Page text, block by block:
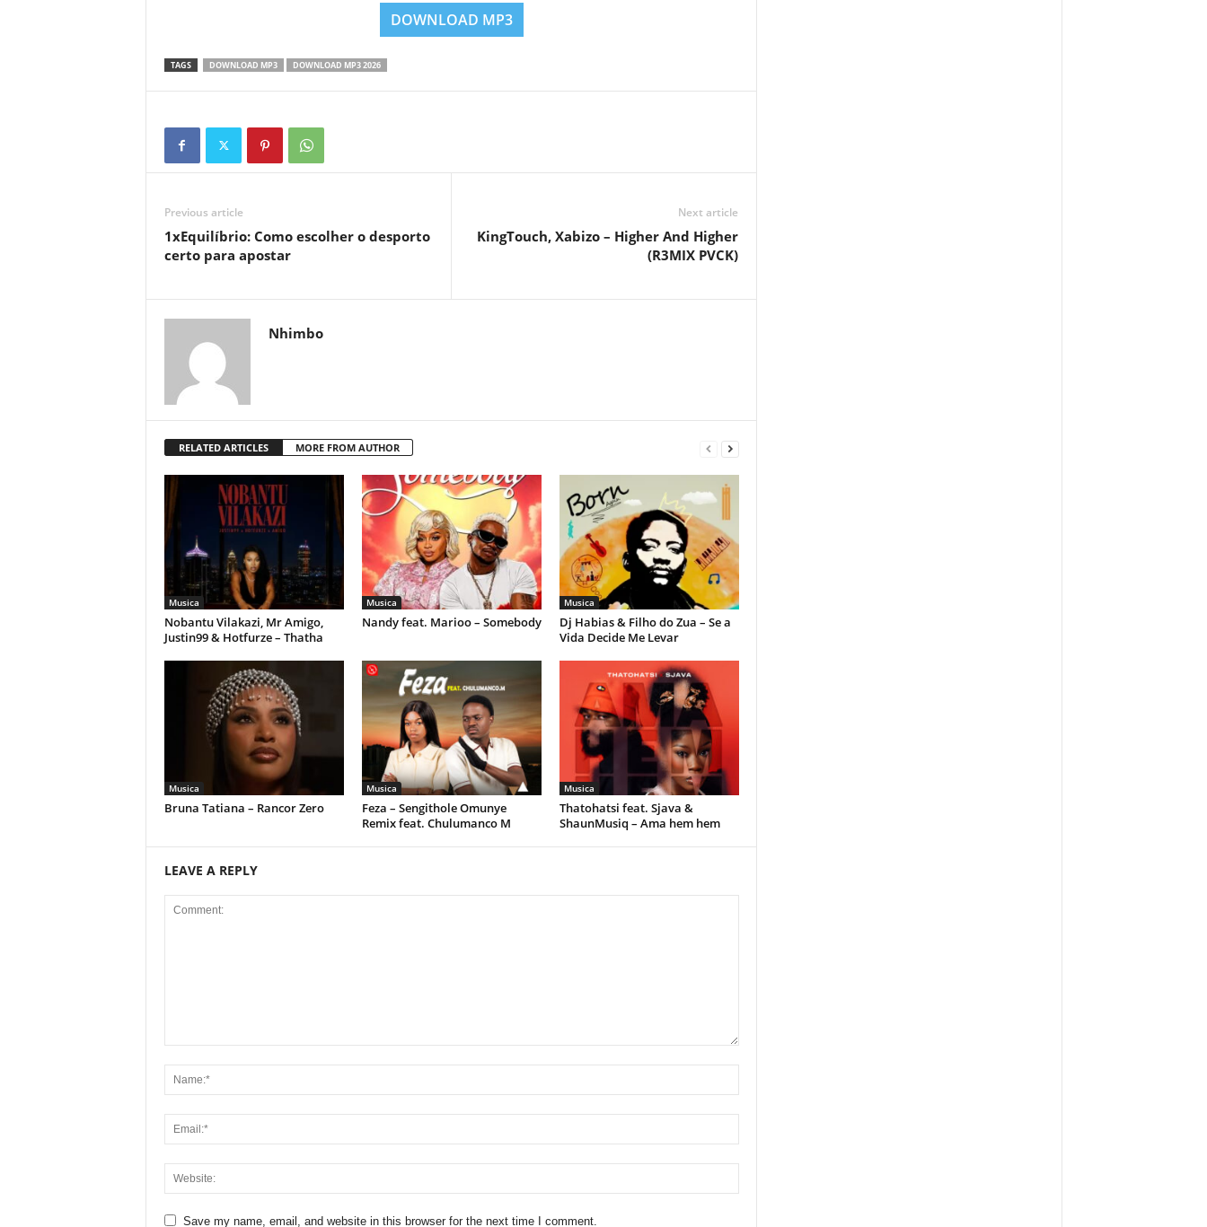
DOWNLOAD MP3
TAGS DOWNLOAD MP3 DOWNLOAD MP3 2026
Previous article
1xEquilíbrio: Como escolher o desporto
certo para apostar
Next article
KingTouch, Xabizo – Higher And Higher
(R3MIX PVCK)
Nhimbo
RELATED ARTICLES MORE FROM AUTHOR
Musica
Nobantu Vilakazi, Mr Amigo,
Justin99 & Hotfurze – Thatha
Musica
Nandy feat. Marioo – Somebody
Musica
Dj Habias & Filho do Zua – Se a
Vida Decide Me Levar
Musica
Bruna Tatiana – Rancor Zero
Musica
Feza – Sengithole Omunye
Remix feat. Chulumanco M
Musica
Thatohatsi feat. Sjava &
ShaunMusiq – Ama hem hem
LEAVE A REPLY
Save my name, email, and website in this browser for the next time I comment.